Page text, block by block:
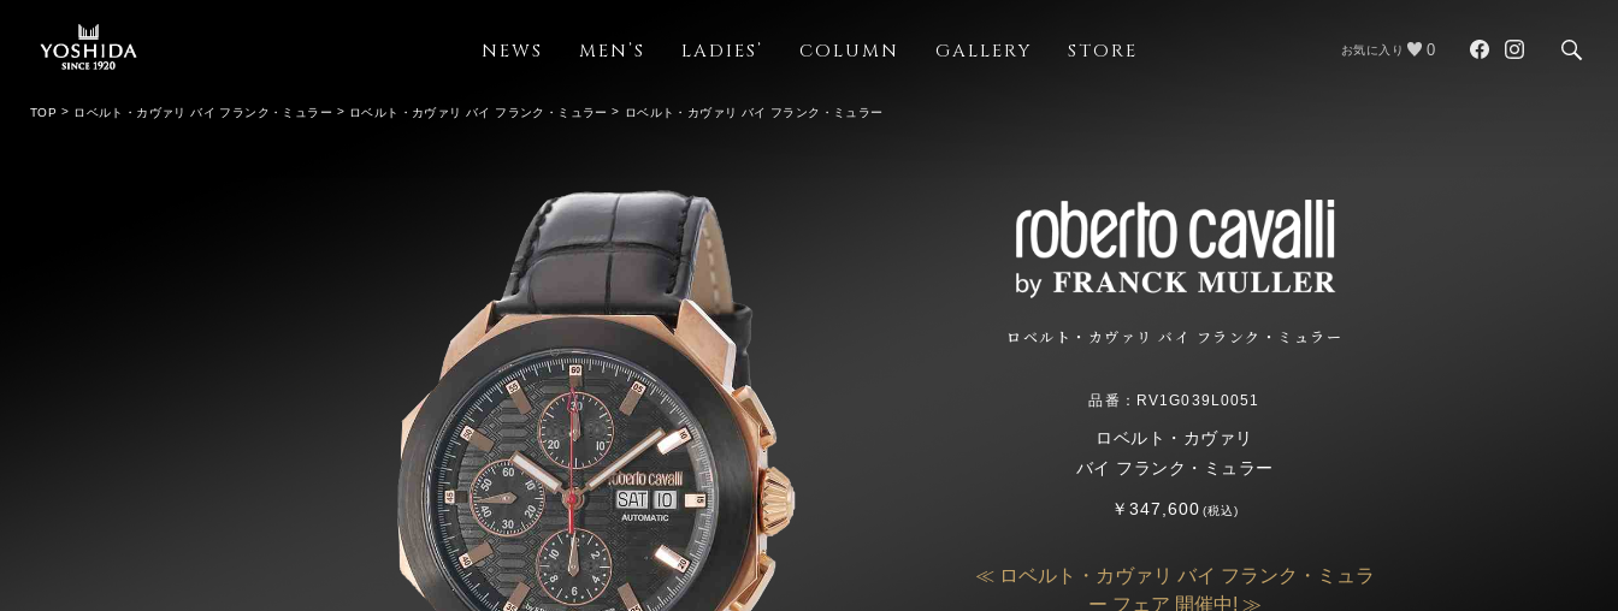
NEWS MEN’S LADIES’ COLUMN GALLERY STORE お気に入り 0
ロベルト・カヴァリ バイ フランク・ミュラー
品番：RV1G039L0051
ロベルト・カヴァリ
バイ フランク・ミュラー
￥347,600(税込)
≪ ロベルト・カヴァリ バイ フランク・ミュラ
ー フェア 開催中! ≫
TOP ロベルト・カヴァリ バイ フランク・ミュラー ロベルト・カヴァリ バイ フランク・ミュラー ロベルト・カヴァリ バイ フランク・ミュラー